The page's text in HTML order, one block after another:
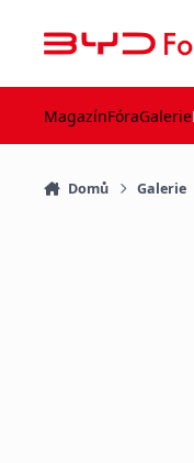
MagazínFóraGalerie
Domů Galerie